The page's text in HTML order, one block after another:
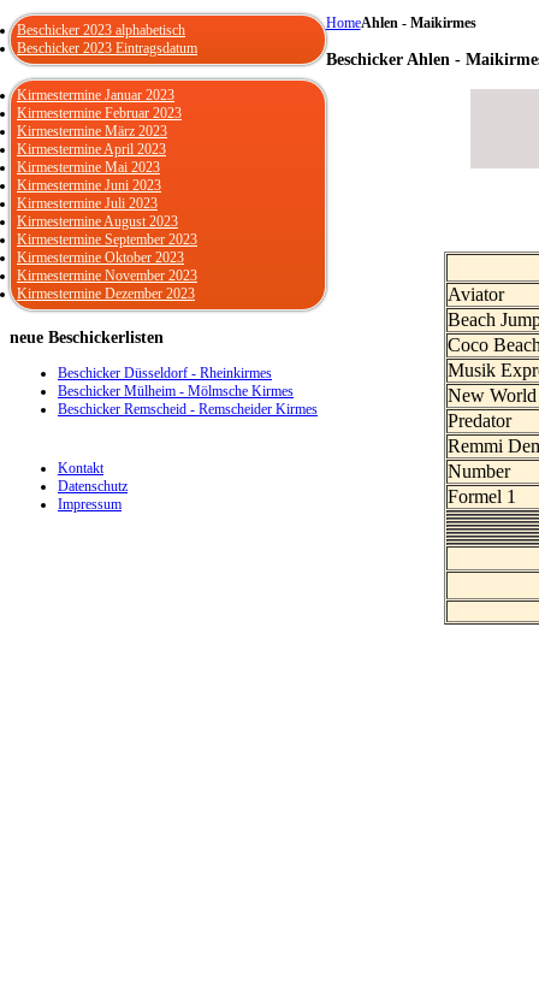
HomeAhlen - Maikirmes
Beschicker Ahlen -
Aviator
Beach
Coco
Musik
New
Predator
Remmi
Number
Formel 1
Beschicker 2023 alphabetisch
Beschicker 2023 Eintragsdatum
Kirmestermine Januar 2023
Kirmestermine Februar 2023
Kirmestermine März 2023
Kirmestermine April 2023
Kirmestermine Mai 2023
Kirmestermine Juni 2023
Kirmestermine Juli 2023
Kirmestermine August 2023
Kirmestermine September 2023
Kirmestermine Oktober 2023
Kirmestermine November 2023
Kirmestermine Dezember 2023
neue Beschickerlisten
Beschicker Düsseldorf - Rheinkirmes
Beschicker Mülheim - Mölmsche Kirmes
Beschicker Remscheid - Remscheider Kirmes
Kontakt
Datenschutz
Impressum